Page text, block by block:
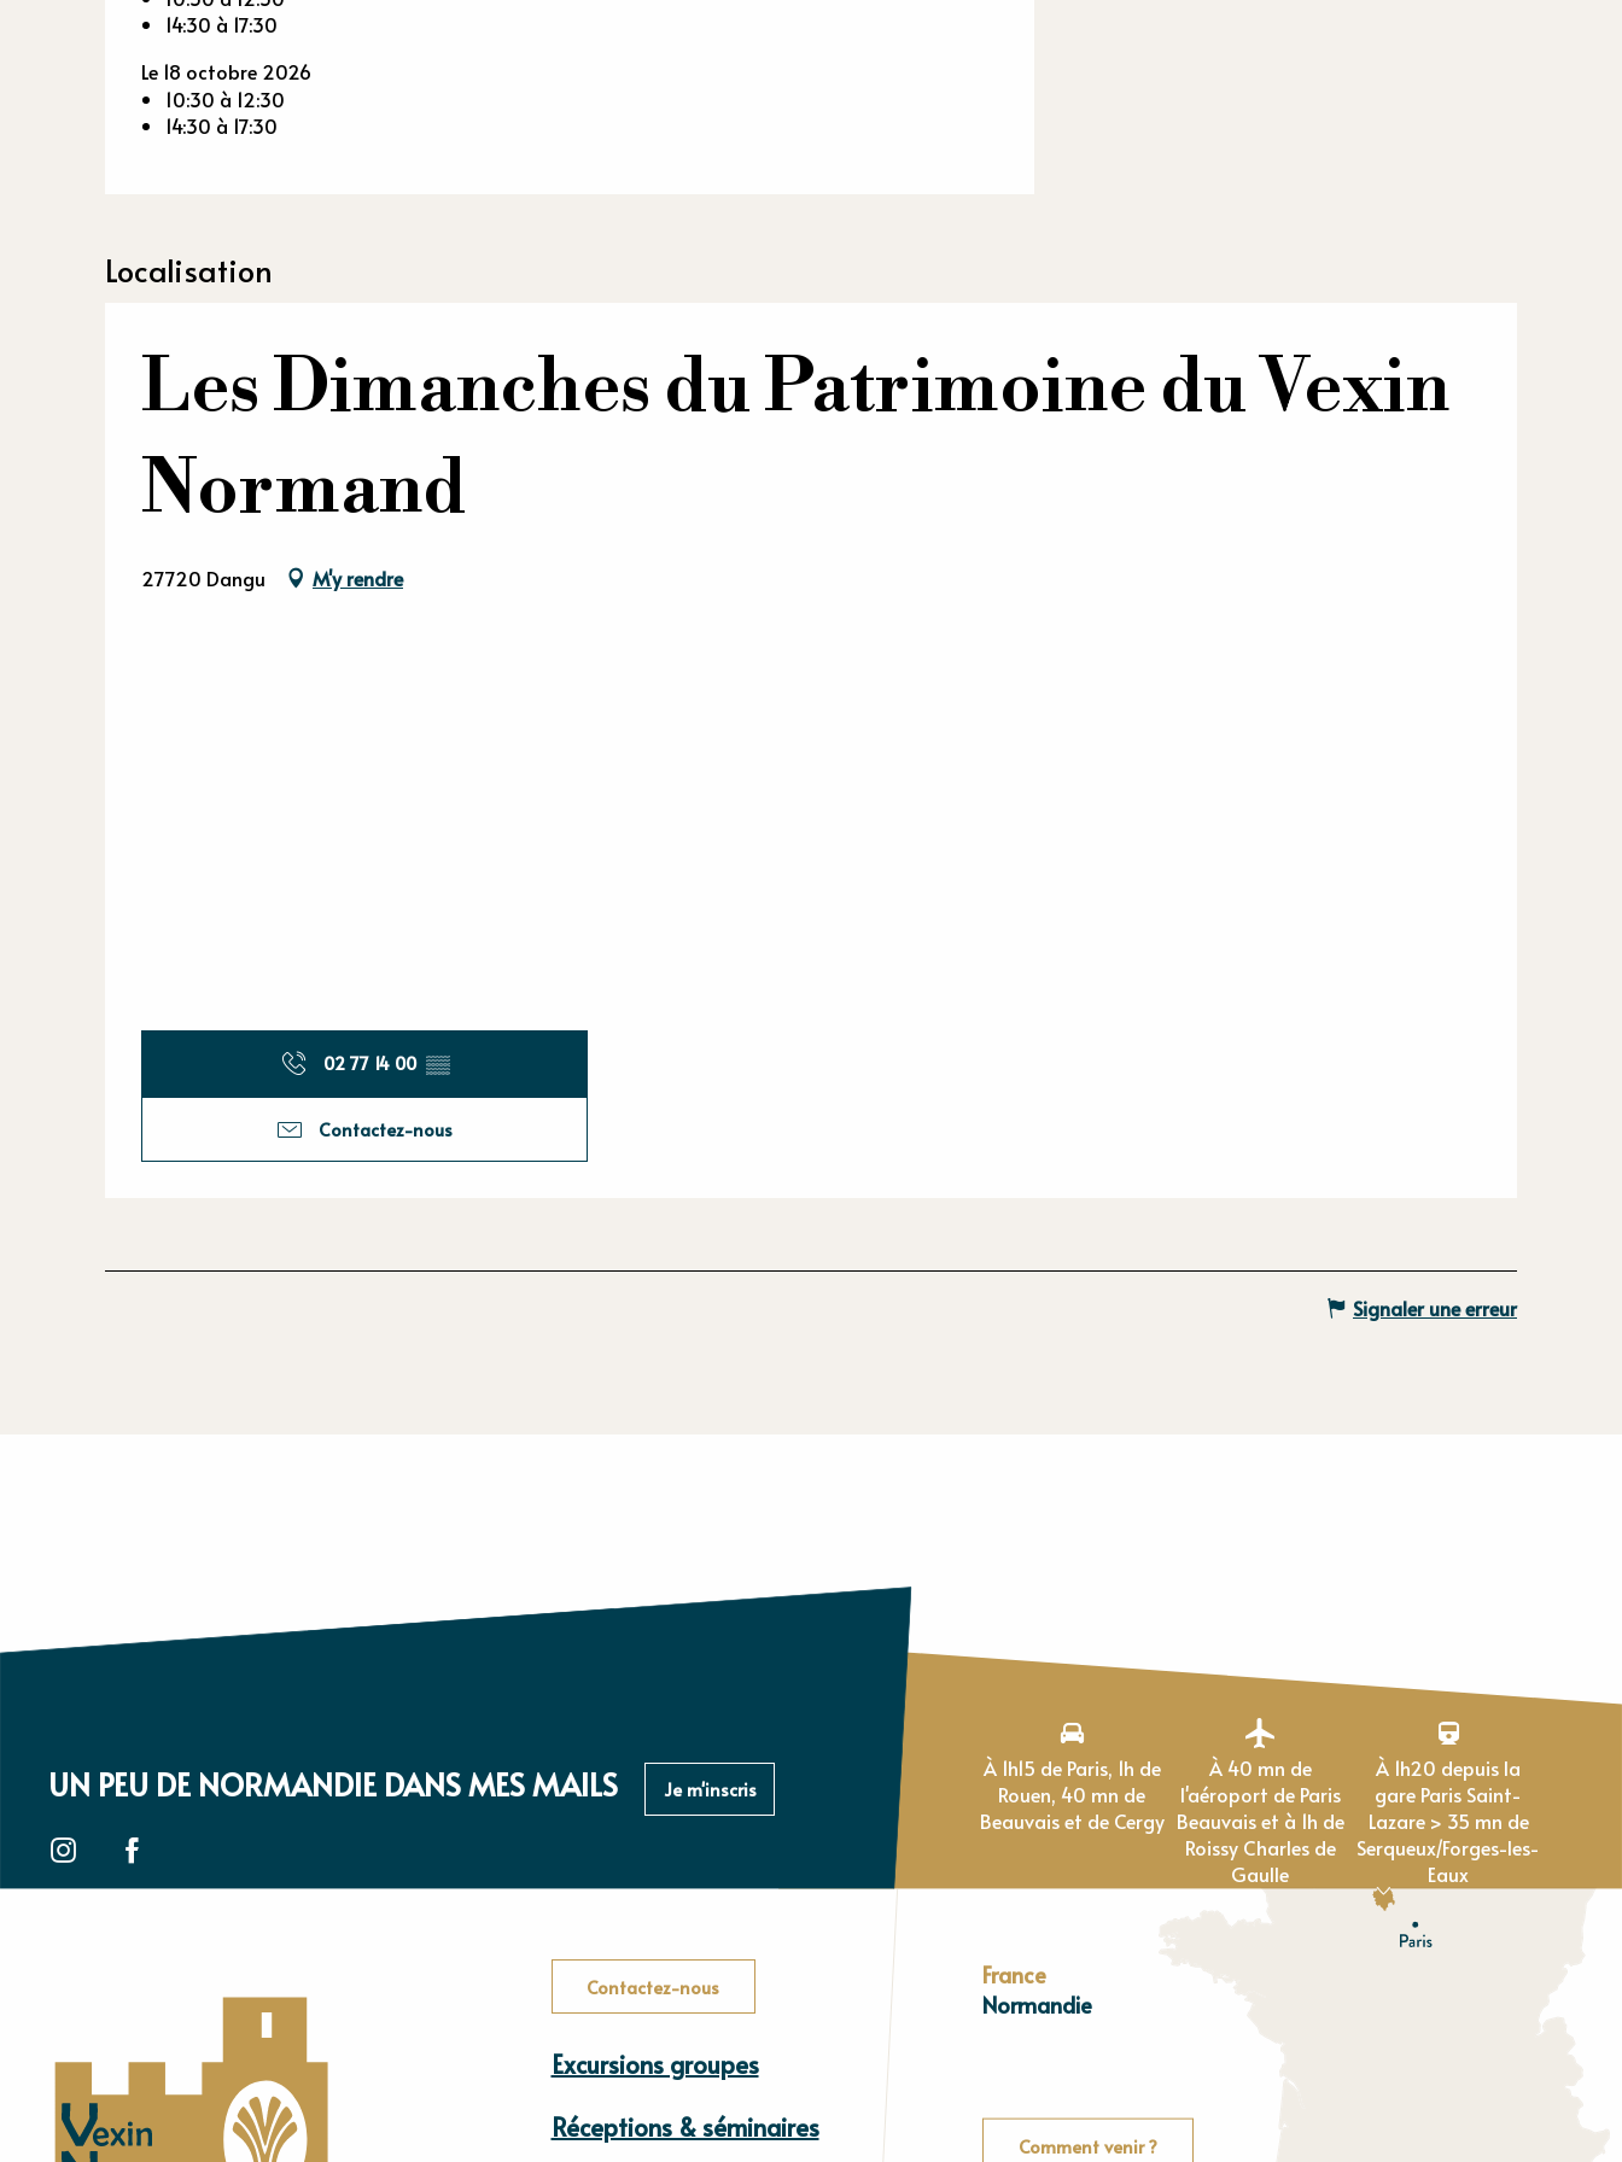
14:30 à 17:30
Le 18 octobre 2026
10:30 à 12:30
14:30 à 17:30
Localisation
Les Dimanches du Patrimoine du Vexin
Normand
27720 Dangu M'y rendre
02 77 14 00 ▒▒
Contactez-nous
Signaler une erreur
UN PEU DE NORMANDIE DANS MES MAILS Je m'inscris
À 1h15 de Paris, 1h de
Rouen, 40 mn de
Beauvais et de Cergy
À 40 mn de
l'aéroport de Paris
Beauvais et à 1h de
Roissy Charles de
Gaulle
À 1h20 depuis la
gare Paris Saint-
Lazare > 35 mn de
Serqueux/Forges-les-
Eaux
Contactez-nous
Excursions groupes
Réceptions & séminaires
France
Normandie
Comment venir ?